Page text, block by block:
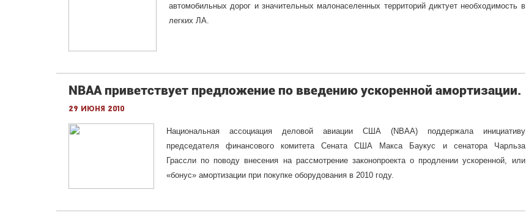
автомобильных дорог и значительных малонаселенных территорий диктует необходимость в
легких ЛА.
NBAA приветствует предложение по введению ускоренной амортизации.
29 июня 2010
Национальная ассоциация деловой авиации США (NBAA) поддержала инициативу
председателя финансового комитета Сената США Макса Баукус и сенатора Чарльза
Грассли по поводу внесения на рассмотрение законопроекта о продлении ускоренной, или
«бонус» амортизации при покупке оборудования в 2010 году.